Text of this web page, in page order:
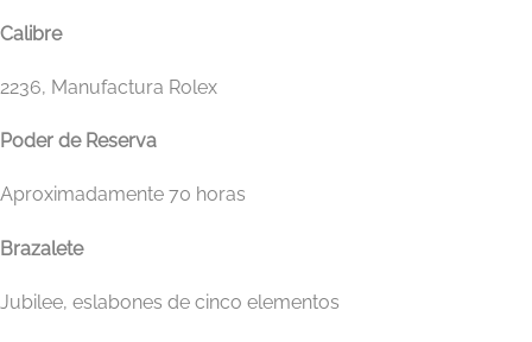
Calibre
2236, Manufactura Rolex
Poder de Reserva
Aproximadamente 70 horas
Brazalete
Jubilee, eslabones de cinco elementos